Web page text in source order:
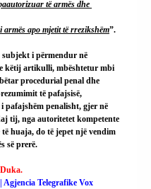
të armës dhe
armës apo mjetit të rrezikshëm”.
subjekt i përmendur në
këtij artikulli, mbështetur mbi
procedurial penal dhe
të pafajsisë,
pafajshëm penalisht, gjer në
tij, nga autoritetet kompetente
të huaja, do të jepet një vendim
së prerë.
Telegrafike Vox